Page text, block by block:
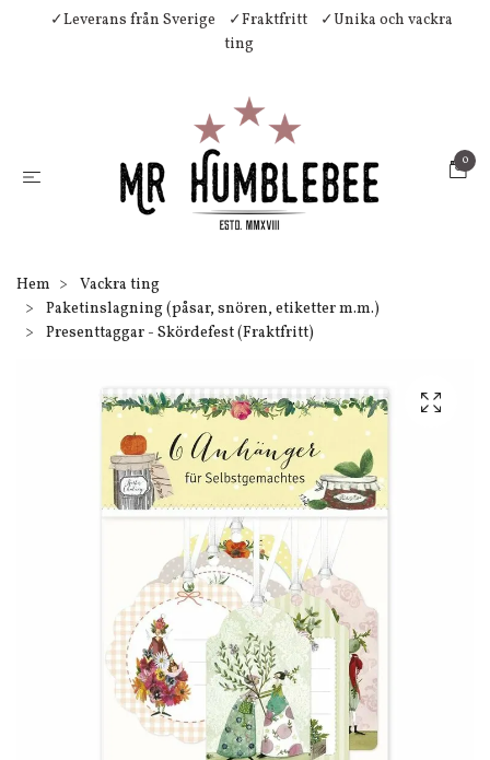
✓Leverans från Sverige ✓Fraktfritt
✓Unika och vackra
ting
0
Hem
Vackra ting
Paketinslagning (påsar, snören, etiketter m.m.)
Presenttaggar - Skördefest (Fraktfritt)